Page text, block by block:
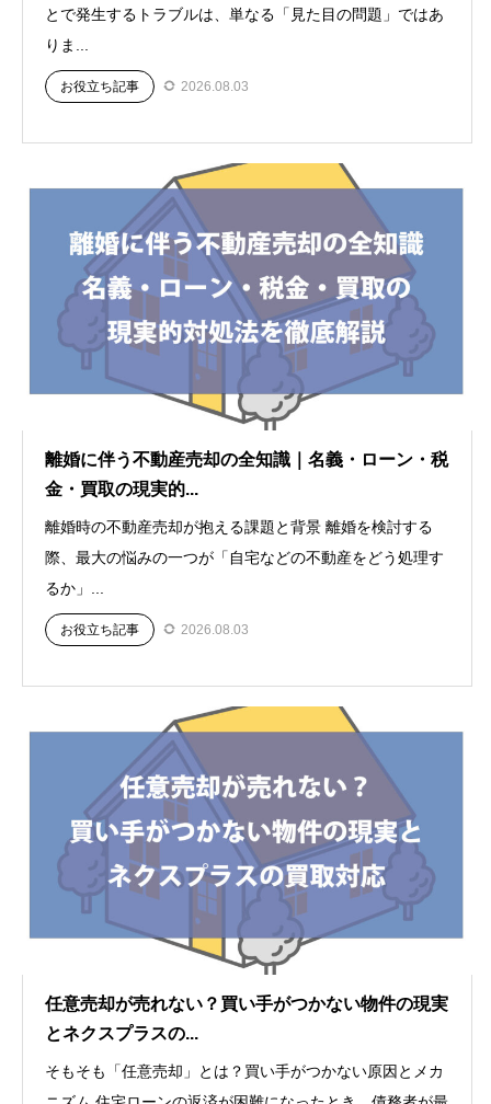
とで発生するトラブルは、単なる「見た目の問題」ではあ
りま...
お役立ち記事 2026.08.03
離婚に伴う不動産売却の全知識｜名義・ローン・税
金・買取の現実的...
離婚時の不動産売却が抱える課題と背景 離婚を検討する
際、最大の悩みの一つが「自宅などの不動産をどう処理す
るか」...
お役立ち記事 2026.08.03
任意売却が売れない？買い手がつかない物件の現実
とネクスプラスの...
そもそも「任意売却」とは？買い手がつかない原因とメカ